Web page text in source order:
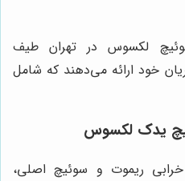
لکسوس در تهران طیف
خود ارائه می‌دهند که شامل
یدک لکسوس
ریموت و سوئیچ اصلی،